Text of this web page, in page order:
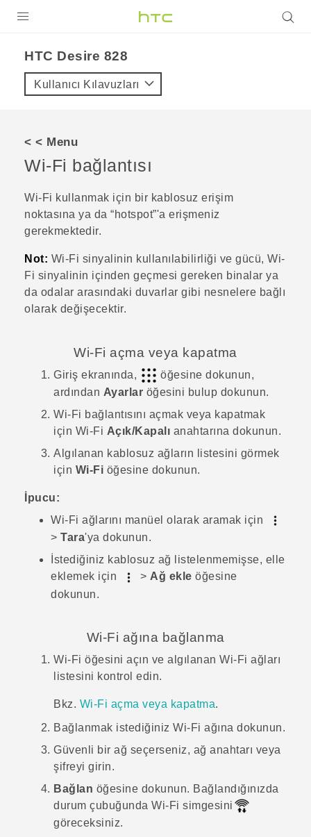
VIVE
VIVERSE
DESTEK
HTC Desire 828‎
Kullanıcı Kılavuzları
< < Menu
Wi‍-Fi bağlantısı
Wi‍-Fi kullanmak için bir kablosuz erişim
noktasına ya da ​“‍hotspot”'a erişmeniz
gerekmektedir.
Not: Wi‍-Fi sinyalinin kullanılabilirliği ve gücü, Wi‍-
Fi sinyalinin içinden geçmesi gereken binalar ya
da odalar arasındaki duvarlar gibi nesnelere bağlı
olarak değişecektir.
Wi‍-Fi açma veya kapatma
Giriş ekranında,
öğesine dokunun,
ardından Ayarlar öğesini bulup dokunun.
Wi‍-Fi bağlantısını açmak veya kapatmak
için Wi‍-Fi Açık/Kapalı anahtarına dokunun.
Algılanan kablosuz ağların listesini görmek
için Wi-Fi öğesine dokunun.
İpucu:
Wi‍-Fi ağlarını manüel olarak aramak için
> Tara'ya dokunun.
İstediğiniz kablosuz ağ listelenmemişse, elle
eklemek için
> Ağ ekle öğesine
dokunun.
Wi‍-Fi ağına bağlanma
Wi‍-Fi öğesini açın ve algılanan Wi‍-Fi ağları
listesini kontrol edin.
Bkz. Wi‍-Fi açma veya kapatma.
Bağlanmak istediğiniz Wi‍-Fi ağına dokunun.
Güvenli bir ağ seçerseniz, ağ anahtarı veya
şifreyi girin.
Bağlan öğesine dokunun. Bağlandığınızda
durum çubuğunda Wi‍-Fi simgesini
göreceksiniz.